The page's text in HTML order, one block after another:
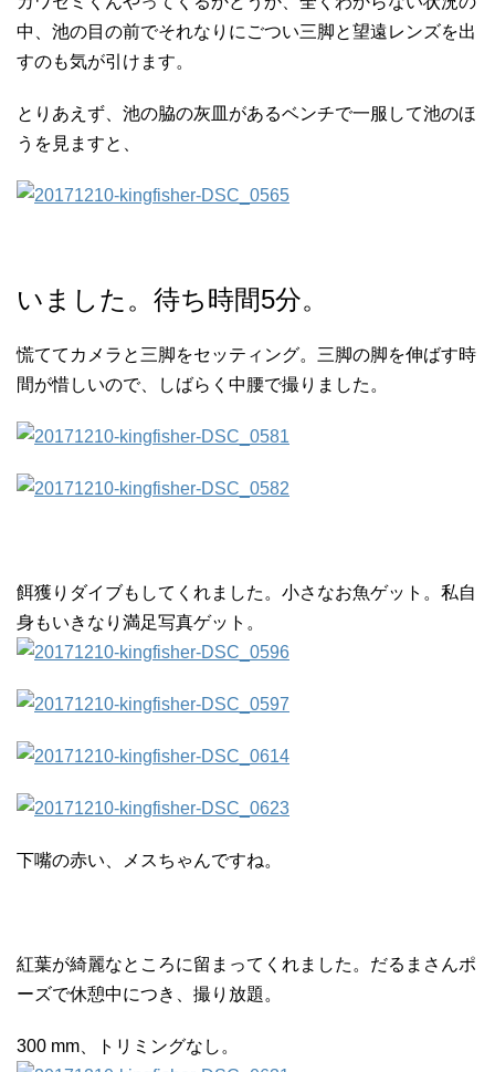
中、池の目の前でそれなりにごつい三脚と望遠レンズを出
すのも気が引けます。
とりあえず、池の脇の灰皿があるベンチで一服して池のほ
うを見ますと、
いました。待ち時間5分。
慌ててカメラと三脚をセッティング。三脚の脚を伸ばす時
間が惜しいので、しばらく中腰で撮りました。
餌獲りダイブもしてくれました。小さなお魚ゲット。私自
身もいきなり満足写真ゲット。
下嘴の赤い、メスちゃんですね。
紅葉が綺麗なところに留まってくれました。だるまさんポ
ーズで休憩中につき、撮り放題。
300 mm、トリミングなし。